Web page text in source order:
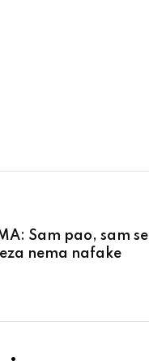
Sam pao, sam se
nema nafake